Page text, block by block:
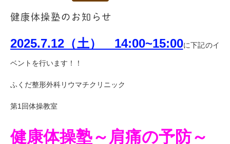
健康体操塾のお知らせ
2025.7.12（土） 14:00~15:00に下記のイ
ベントを行います！！
ふくだ整形外科リウマチクリニック
第1回体操教室
健康体操塾～肩痛の予防～